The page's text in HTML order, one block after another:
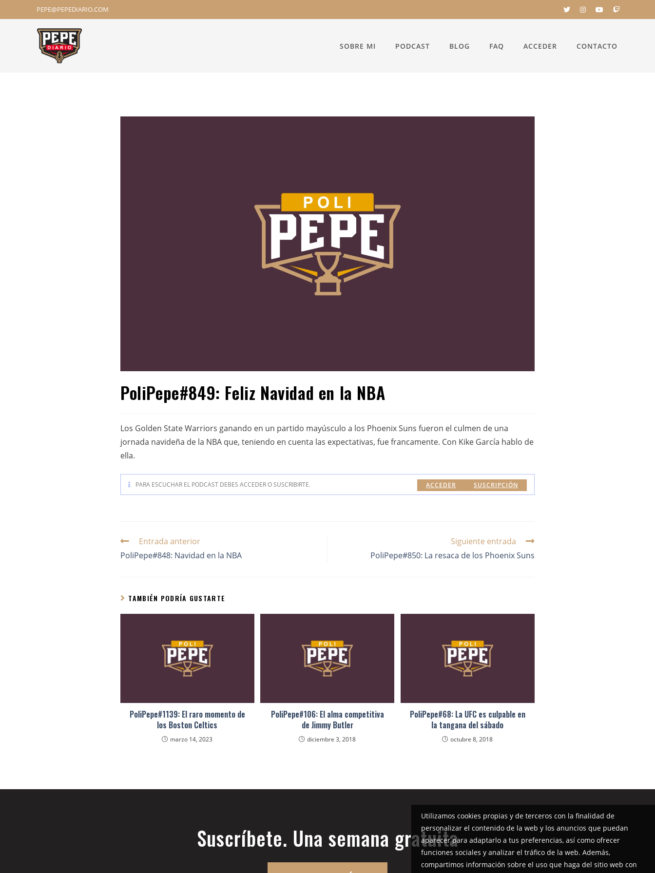
PEPE@PEPEDIARIO.COM
SOBRE MI PODCAST BLOG FAQ ACCEDER CONTACTO
PoliPepe#849: Feliz Navidad en la NBA
Los Golden State Warriors ganando en un partido mayúsculo a los Phoenix Suns fueron el culmen de una
jornada navideña de la NBA que, teniendo en cuenta las expectativas, fue francamente. Con Kike García hablo de
ella.
PARA ESCUCHAR EL PODCAST DEBES ACCEDER O SUSCRIBIRTE. SUSCRIPCIÓN
ACCEDER
Entrada anterior
PoliPepe#848: Navidad en la NBA
Siguiente entrada
PoliPepe#850: La resaca de los Phoenix Suns
TAMBIÉN PODRÍA GUSTARTE
PoliPepe#1139: El raro momento de
los Boston Celtics
marzo 14, 2023
PoliPepe#106: El alma competitiva
de Jimmy Butler
diciembre 3, 2018
PoliPepe#68: La UFC es culpable en
la tangana del sábado
octubre 8, 2018
Suscríbete. Una semana gratuita
Utilizamos cookies propias y de terceros con la finalidad de
personalizar el contenido de la web y los anuncios que puedan
aparecer para adaptarlo a tus preferencias, así como ofrecer
funciones sociales y analizar el tráfico de la web. Además,
compartimos información sobre el uso que haga del sitio web con